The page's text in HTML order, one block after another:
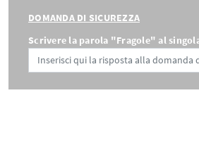
DOMANDA DI SICUREZZA
Scrivere la parola "Fragole" al